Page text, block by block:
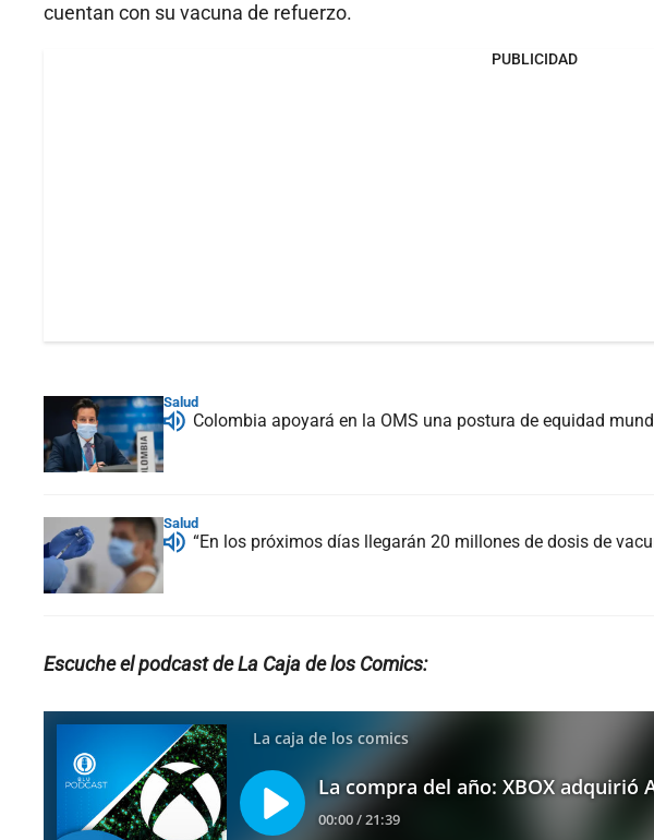
cuentan con su vacuna de refuerzo.
PUBLICIDAD
Salud
Colombia apoyará en la OMS una postura de equidad
Salud
“En los próximos días llegarán 20 millones de dosis de
Escuche el podcast de La Caja de los Comics: